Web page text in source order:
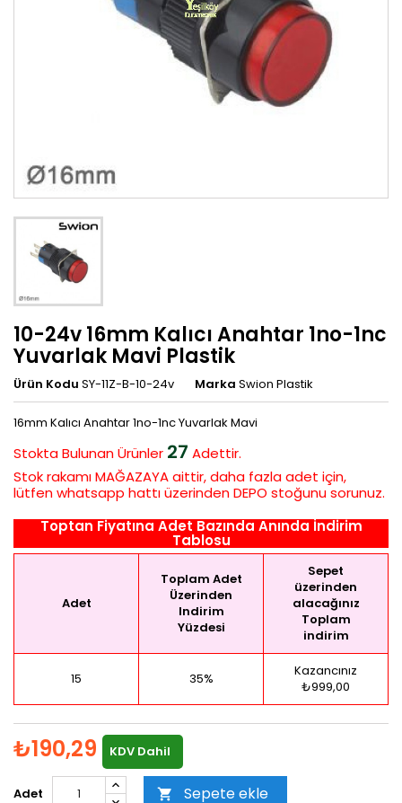
10-24v 16mm Kalıcı Anahtar 1no-1nc
Yuvarlak Mavi Plastik
Ürün Kodu SY-11Z-B-10-24v Marka Swion Plastik
16mm Kalıcı Anahtar 1no-1nc Yuvarlak Mavi
Stokta BulunanÜrünler 27 Adettir.
Stok rakamı MAĞAZAYA aittir, daha fazla adet için,
lütfen whatsapp hattı üzerinden DEPO stoğunu sorunuz.
Toptan Fiyatına Adet Bazında Anında İndirim
Tablosu
Adet
Toplam Adet
Üzerinden
Indirim
Yüzdesi
Sepet
üzerinden
alacağınız
Toplam
indirim
15 35%
Kazancınız
₺999,00
₺190,29 KDV Dahil
Adet  Sepete ekle